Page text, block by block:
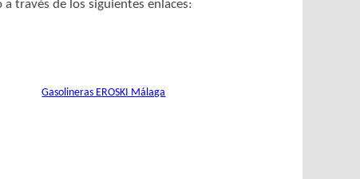
través de los siguientes enlaces:
Gasolineras EROSKI Málaga